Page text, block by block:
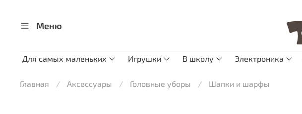
Меню
Для самых маленьких Игрушки В школу Электроника
Главная Аксессуары Головные уборы Шапки и шарфы